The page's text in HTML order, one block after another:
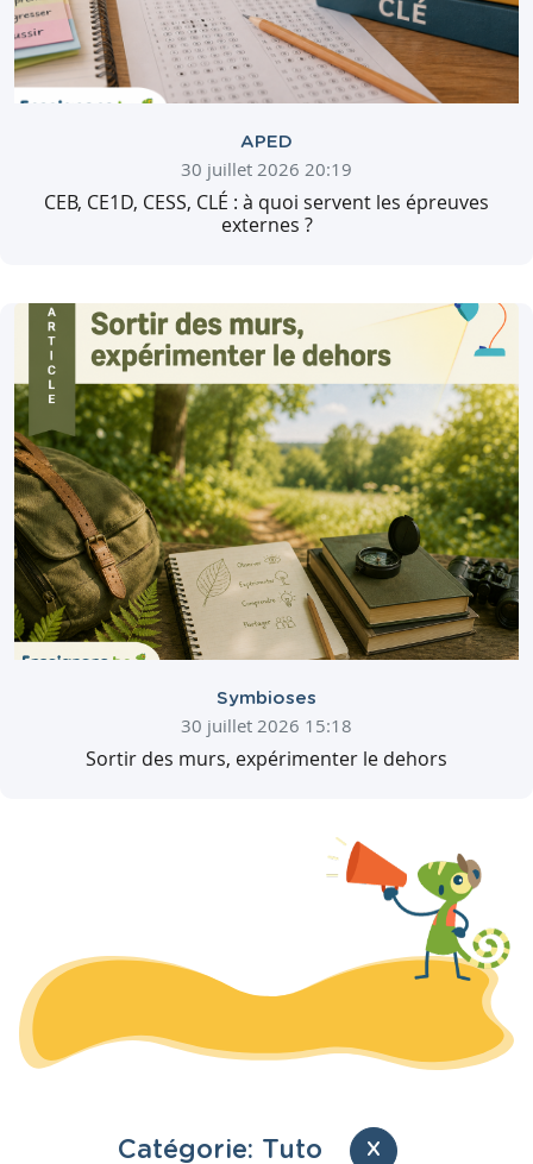
APED
30 juillet 2026 20:19
CEB, CE1D, CESS, CLÉ : à quoi servent les épreuves
externes ?
Symbioses
30 juillet 2026 15:18
Sortir des murs, expérimenter le dehors
Catégorie: Tuto X